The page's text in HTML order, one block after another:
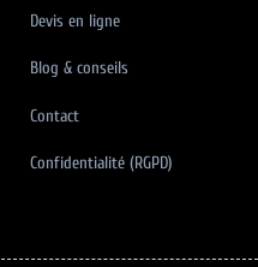
Devis en ligne
Blog & conseils
Contact
Confidentialité (RGPD)